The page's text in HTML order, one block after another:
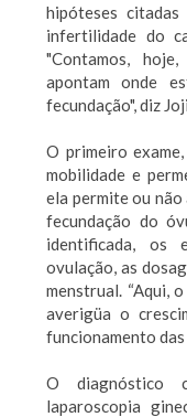
hipóteses
infertilidade do
"Contamos,
apontam onde
fecundação", diz
O primeiro
mobilidade e
ela permite ou
fecundação do
identificada, os
ovulação, as
menstrual. “Aqui,
averigüa o
funcionamento das
O diagnóstico
laparoscopia